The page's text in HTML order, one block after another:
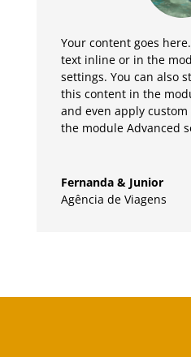
Your content goes
text inline or in the
settings. You can also
this content in the
and even apply custom
the module Advanced
Fernanda & Junior
Agência de Viagens